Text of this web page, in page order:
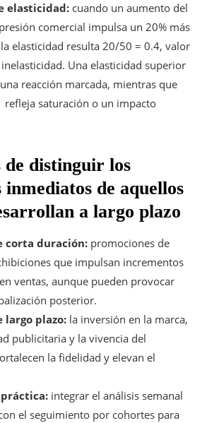
elasticidad: cuando un aumento del
comercial impulsa un 20% más
elasticidad resulta 20/50 = 0.4, valor
Una elasticidad superior
reacción marcada, mientras que
refleja saturación o un impacto
de distinguir los
inmediatos de aquellos
a largo plazo
corta duración: promociones de
que impulsan incrementos
ventas, aunque pueden provocar
posterior.
largo plazo: la inversión en la marca,
publicitaria y la vivencia del
la fidelidad y elevan el
integrar el análisis semanal
el seguimiento por cohortes para